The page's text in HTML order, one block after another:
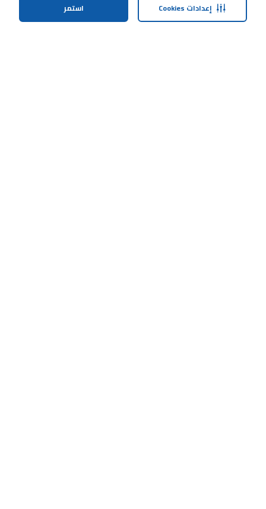
استمر إعدادات Cookies
الرئيسية الفئات الملف الشخصي سلة التسوق